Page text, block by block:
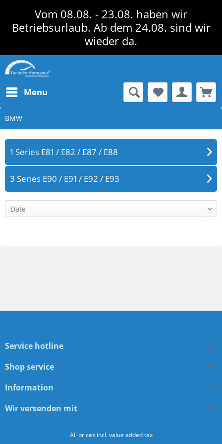
Vom 08.08. - 23.08. haben wir
Betriebsurlaub. Ab dem 24.08. sind wir
wieder da.
Menu
BMW
1 Series E81 / E82 / E87 / E88
3 Series E90 / E91 / E92 / E93
Service hotline
Shop service
Information
Wir versenden mit
All prices incl. value added tax